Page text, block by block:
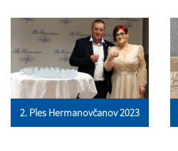
2. Ples Hermanovčanov 2023